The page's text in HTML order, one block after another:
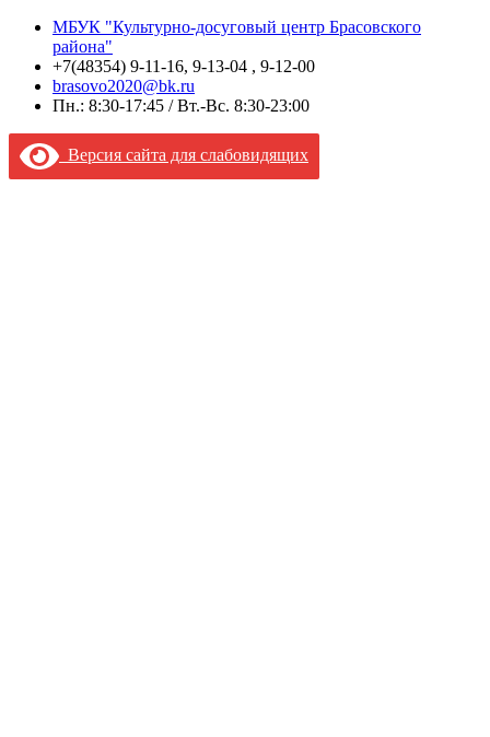
МБУК "Культурно-досуговый центр Брасовского
района"
+7(48354) 9-11-16, 9-13-04 , 9-12-00
brasovo2020@bk.ru
Пн.: 8:30-17:45 / Вт.-Вс. 8:30-23:00
Версия сайта для слабовидящих